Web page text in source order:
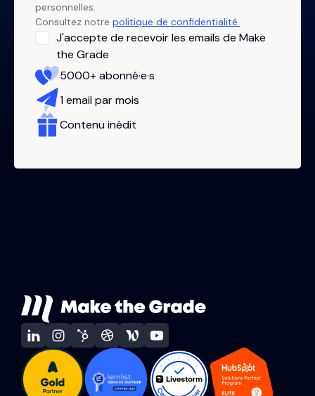
personnelles.
Consultez notre politique de confidentialité.
J'accepte de recevoir les emails de Make
the Grade
5000+ abonné·e·s
1 email par mois
Contenu inédit